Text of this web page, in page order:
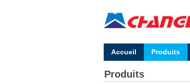
Accueil Produits
Produits